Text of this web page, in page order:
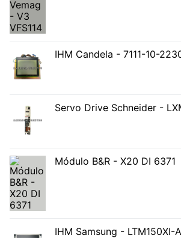
IHM Candela - 7111-10-
Servo Drive Schneider -
Módulo B&R - X20 DI 6371
IHM Samsung - LTM150XI-